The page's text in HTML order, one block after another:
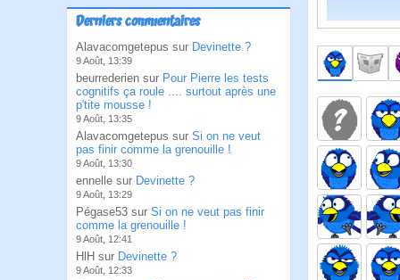
Derniers commentaires
Alavacomgetepus sur Devinette ?
9 Août, 13:39
beurrederien sur Pour Pierre les tests
cognitifs ça roule .... surtout après une
p'tite mousse !
9 Août, 13:35
Alavacomgetepus sur Si on ne veut
pas finir comme la grenouille !
9 Août, 13:30
ennelle sur Devinette ?
9 Août, 13:29
Pégase53 sur Si on ne veut pas finir
comme la grenouille !
9 Août, 12:41
HlH sur Devinette ?
9 Août, 12:33